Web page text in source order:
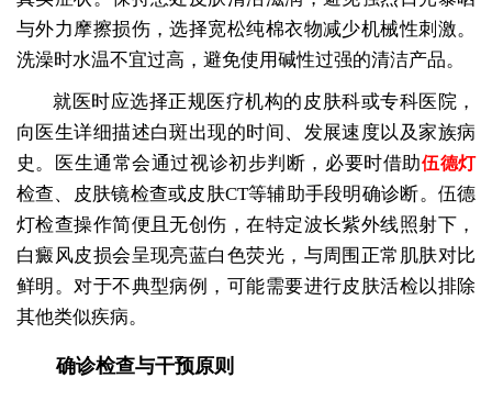
与外力摩擦损伤，选择宽松纯棉衣物减少机械性刺激。
洗澡时水温不宜过高，避免使用碱性过强的清洁产品。
就医时应选择正规医疗机构的皮肤科或专科医院，
向医生详细描述白斑出现的时间、发展速度以及家族病
史。医生通常会通过视诊初步判断，必要时借助伍德灯
检查、皮肤镜检查或皮肤CT等辅助手段明确诊断。伍德
灯检查操作简便且无创伤，在特定波长紫外线照射下，
白癜风皮损会呈现亮蓝白色荧光，与周围正常肌肤对比
鲜明。对于不典型病例，可能需要进行皮肤活检以排除
其他类似疾病。
确诊检查与干预原则